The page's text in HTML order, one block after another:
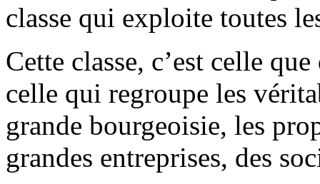
classe qui exploite toutes
Cette classe, c’est celle
celle qui regroupe les
grande bourgeoisie, les
grandes entreprises, des